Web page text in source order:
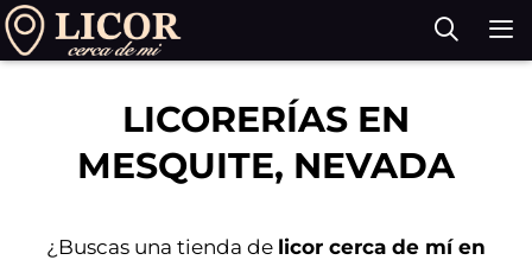
Saltar
al
LICORERÍAS EN
MESQUITE, NEVADA
¿Buscas una tienda de licor cerca de mí en